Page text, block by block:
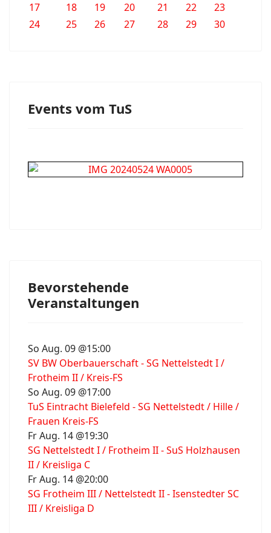
17
18 19 20 21 22
23
24
25 26 27 28 29 30
Events vom TuS
Bevorstehende
Veranstaltungen
So Aug. 09 @15:00
SV BW Oberbauerschaft - SG Nettelstedt I /
Frotheim II / Kreis-FS
So Aug. 09 @17:00
TuS Eintracht Bielefeld - SG Nettelstedt / Hille /
Frauen Kreis-FS
Fr Aug. 14 @19:30
SG Nettelstedt I / Frotheim II - SuS Holzhausen
II / Kreisliga C
Fr Aug. 14 @20:00
SG Frotheim III / Nettelstedt II - Isenstedter SC
III / Kreisliga D